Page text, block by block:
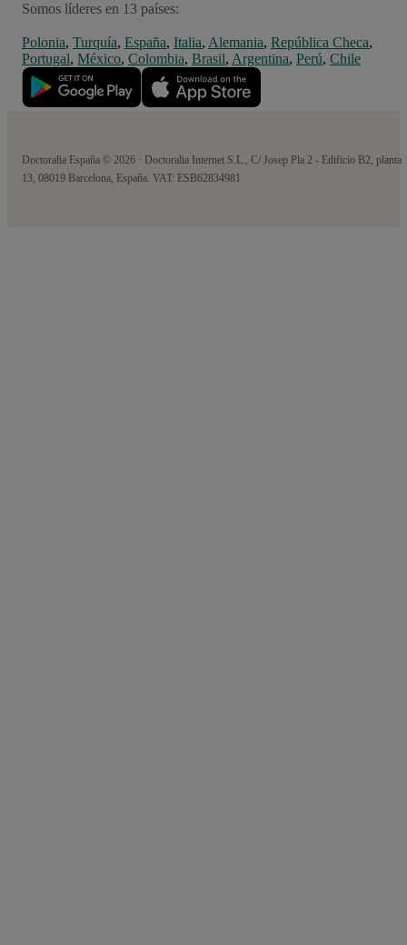
Somos líderes en 13 países:
Polonia, Turquía, España, Italia, Alemania, República Checa,
Portugal, México, Colombia, Brasil, Argentina, Perú, Chile
Doctoralia España © 2026 · Doctoralia Internet S.L., C/ Josep Pla 2 - Edificio B2, planta
13, 08019 Barcelona, España. VAT: ESB62834981